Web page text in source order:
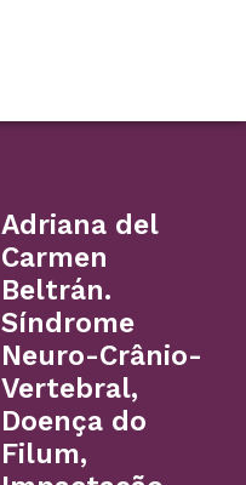
Adriana del
Carmen
Beltrán.
Síndrome
Neuro-Crânio-
Vertebral,
Doença do
Filum,